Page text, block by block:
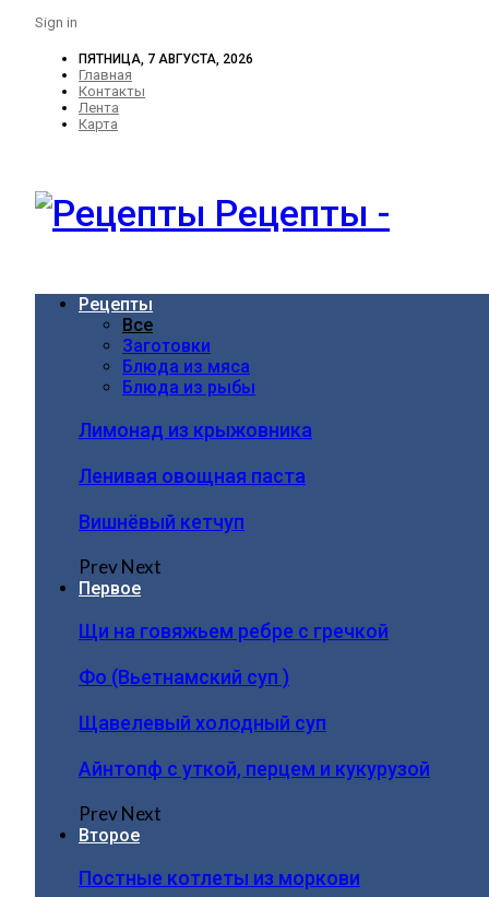
Sign in
ПЯТНИЦА, 7 АВГУСТА, 2026
Главная
Контакты
Лента
Карта
Рецепты -
Рецепты
Все
Заготовки
Блюда из мяса
Блюда из рыбы
Лимонад из крыжовника
Ленивая овощная паста
Вишнёвый кетчуп
PrevNext
Первое
Щи на говяжьем ребре с гречкой
Фо (Вьетнамский суп )
Щавелевый холодный суп
Айнтопф с уткой, перцем и кукурузой
PrevNext
Второе
Постные котлеты из моркови